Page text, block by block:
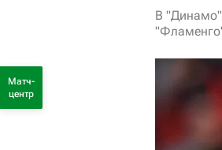
В "Динамо"
Матч-
центр